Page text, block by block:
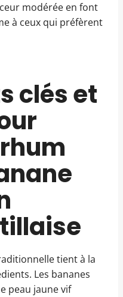
modérée en font
à ceux qui préfèrent
clés et
tient à la
Les bananes
peau jaune vif